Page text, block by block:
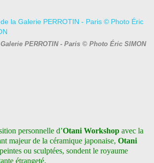
PERROTIN - Paris © Photo Éric SIMON
personnelle d’Otani Workshop avec la
majeur de la céramique japonaise, Otani
ou sculptées, sondent le royaume
étrangeté.